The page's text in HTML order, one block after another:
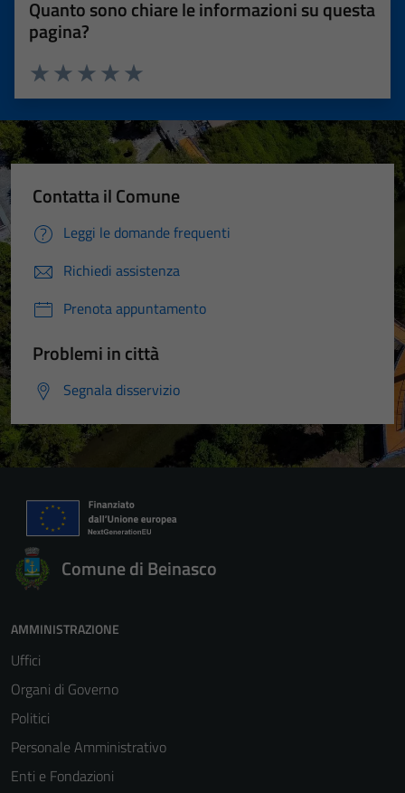
Quanto sono chiare le informazioni su questa
pagina?
Valuta 5 stelle su 5
Valuta 4 stelle su 5
Valuta 3 stelle su 5
Valuta 2 stelle su 5
Valuta 1 stelle su 5
Contatta il Comune
Leggi le domande frequenti
Richiedi assistenza
Prenota appuntamento
Problemi in città
Segnala disservizio
Comune di Beinasco
AMMINISTRAZIONE
Uffici
Organi di Governo
Politici
Personale Amministrativo
Enti e Fondazioni